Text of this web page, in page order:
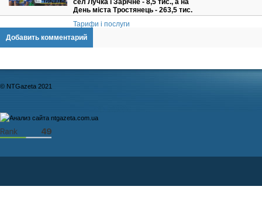
сел Лучка і Зарічне - 8,5 тис., а на
День міста Тростянець - 263,5 тис.
Тарифи і послуги
Добавить комментарий
© NTGazeta 2021